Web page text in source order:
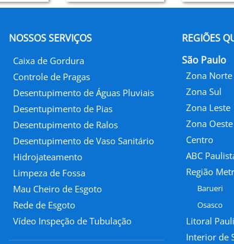
NOSSOS SERVIÇOS
Caixa de Gordura
Controle de Pragas
Desentupimento de Águas Pluviais
Desentupimento de Pias
Desentupimento de Ralos
Desentupimento de Vaso Sanitário
Hidrojateamento
Limpeza de Fossa
Mau Cheiro de Esgoto
Rede de Esgoto
Vídeo Inspeção de Tubulação
REGIÕES
São Paulo
Zona Norte
Zona Sul
Zona Leste
Zona Oeste
Centro
ABC
Região
Barueri
Osasco
Litoral
Interior de